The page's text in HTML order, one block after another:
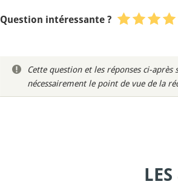
Question intéressante ?
Cette question et les réponses ci-
nécessairement le point de vue de la